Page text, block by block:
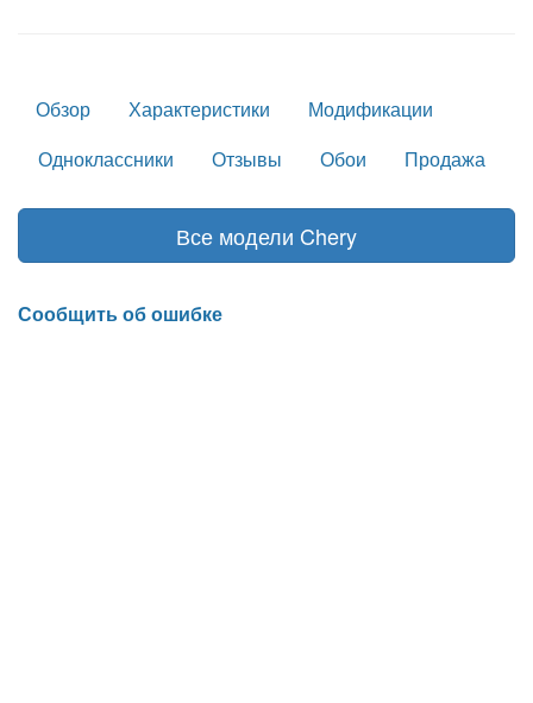
Обзор Характеристики
Модификации
Одноклассники
Отзывы Обои Продажа
Все модели Chery
Сообщить об ошибке